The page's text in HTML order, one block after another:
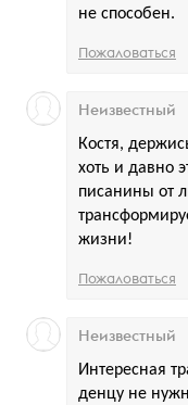
не способен.
Пожаловаться
Костя,
хоть и давно
писанины от
жизни!
Неизвестный
Пожаловаться
Интересная
денцу не
Неизвестный